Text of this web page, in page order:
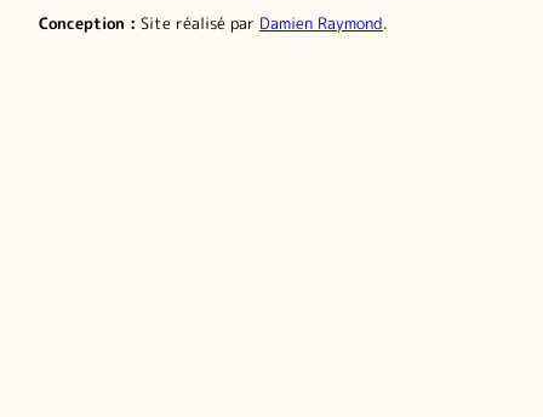
Conception : Site réalisé par Damien Raymond.